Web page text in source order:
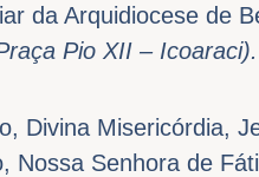
da Arquidiocese de
Pio XII – Icoaraci).
Divina Misericórdia,
Nossa Senhora de